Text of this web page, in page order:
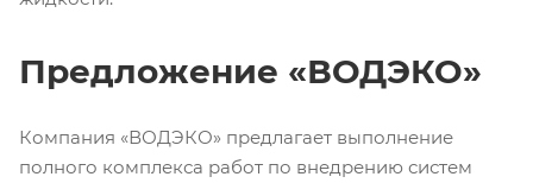
Предложение «ВОДЭКО»
Компания «ВОДЭКО» предлагает выполнение
полного комплекса работ по внедрению систем